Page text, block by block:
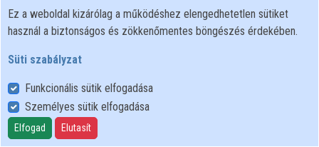
Felhasználói szabályzat
Adatkezelési tájékoztató
Süti szabályzat
Ez a weboldal kizárólag a működéshez elengedhetetlen sütiket
használ a biztonságos és zökkenőmentes böngészés érdekében.
Süti szabályzat
Funkcionális sütik elfogadása
Személyes sütik elfogadása
Elfogad Elutasít